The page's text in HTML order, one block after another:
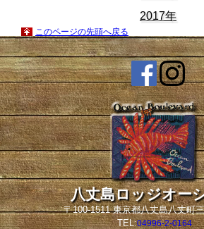
2017年
このページの先頭へ戻る
八丈島ロッジオー
〒100-1511 東京都八丈島八丈町
TEL:04996-2-0164